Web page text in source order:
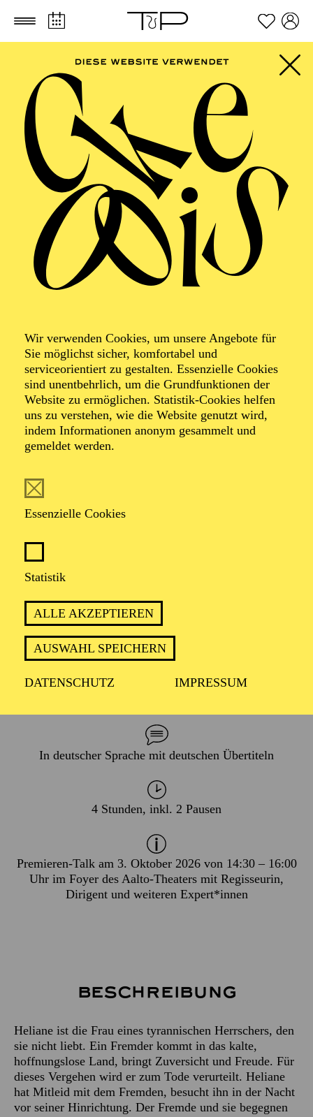
Zum Hauptinhalt springen Zum Footer springen
Wir verwenden Cookies, um unsere Angebote für
Sie möglichst sicher, komfortabel und
serviceorientiert zu gestalten. Essenzielle Cookies
sind unentbehrlich, um die Grundfunktionen der
Website zu ermöglichen. Statistik-Cookies helfen
uns zu verstehen, wie die Website genutzt wird,
indem Informationen anonym gesammelt und
gemeldet werden.
Essenzielle Cookies
Statistik
ALLE AKZEPTIEREN
AUSWAHL SPEICHERN
DATENSCHUTZ IMPRESSUM
AALTO MUSIKTHEATER
Das Wunder der
Heliane
Oper in drei Akten von Erich Wolfgang Korngold
Libretto von Hans Müller nach einem Mysterium von
Hans Kaltneker
EINE GESCHICHTE ÜBER HOFFNUNG
ZUR ÜBERBORDENDEN MUSIK VON
ERICH WOLFGANG KORNGOLD
PREMIERE
In deutscher Sprache mit deutschen Übertiteln
4 Stunden, inkl. 2 Pausen
Premieren-Talk am 3. Oktober 2026 von 14:30 – 16:00
Uhr im Foyer des Aalto-Theaters mit Regisseurin,
Dirigent und weiteren Expert*innen
Beschreibung
Heliane ist die Frau eines tyrannischen Herrschers, den
sie nicht liebt. Ein Fremder kommt in das kalte,
hoffnungslose Land, bringt Zuversicht und Freude. Für
dieses Vergehen wird er zum Tode verurteilt. Heliane
hat Mitleid mit dem Fremden, besucht ihn in der Nacht
vor seiner Hinrichtung. Der Fremde und sie begegnen